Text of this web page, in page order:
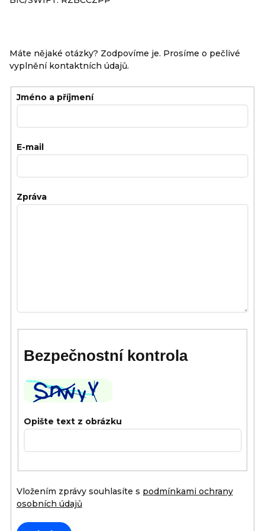
Máte nějaké otázky? Zodpovíme je. Prosíme o pečlivé
vyplnění kontaktních údajů.
Jméno a příjmení
E-mail
Zpráva
Bezpečnostní kontrola
Opište text z obrázku
Vložením zprávy souhlasíte s podmínkami ochrany
osobních údajů